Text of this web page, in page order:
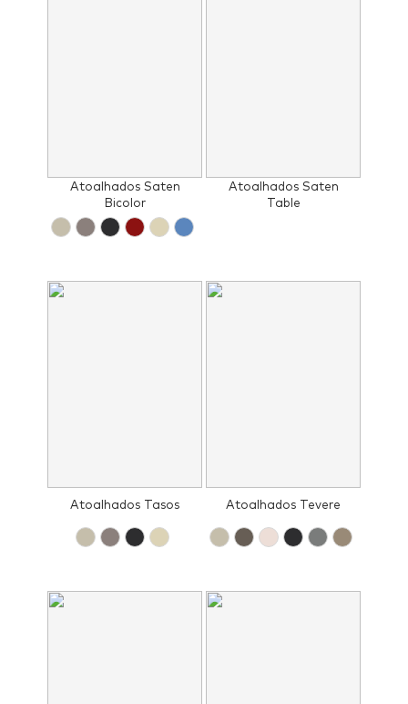
Atoalhados Saten
Bicolor
Atoalhados Saten
Table
Atoalhados Tasos Atoalhados Tevere